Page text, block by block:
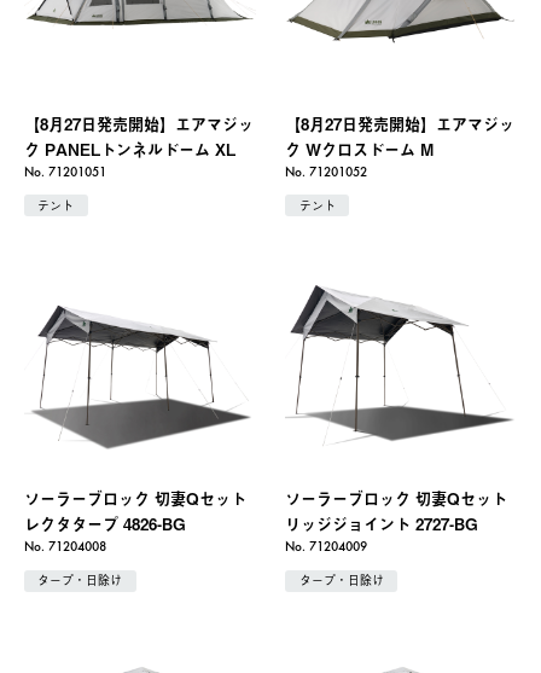
【8月27日発売開始】エアマジッ
ク PANELトンネルドーム XL
No. 71201051
テント
【8月27日発売開始】エアマジッ
ク Wクロスドーム M
No. 71201052
テント
ソーラーブロック 切妻Qセット
レクタタープ 4826-BG
No. 71204008
タープ・日除け
ソーラーブロック 切妻Qセット
リッジジョイント 2727-BG
No. 71204009
タープ・日除け